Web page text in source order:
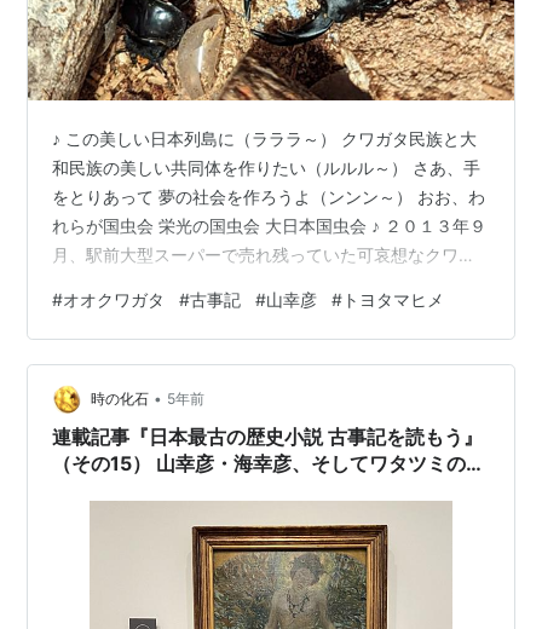
♪ この美しい日本列島に（ラララ～） クワガタ民族と大
和民族の美しい共同体を作りたい（ルルル～） さあ、手
をとりあって 夢の社会を作ろうよ（ンンン～） おお、わ
れらが国虫会 栄光の国虫会 大日本国虫会 ♪ ２０１３年９
月、駅前大型スーパーで売れ残っていた可哀想なクワガ
っただけでしたが、その魅力にとりつかれていくように
なりました。そのうち、日本に「国虫」が決まっていな
いことに気づき、この魅力あるクワガタを「日本の国虫
にしよう」という高い志をもつようになりました。そし
て、ついに、その志を遂げるべく「国虫会」を結成しま
した。総裁をはじめ要職にはわたし…
#オオクワガタ #古事記 #山幸彦 # トヨタマヒメ
時の化石 • 5年前
連載記事『日本最古の歴史小説 古事記を読もう』
（その15） 山幸彦・海幸彦、そしてワタツミの物